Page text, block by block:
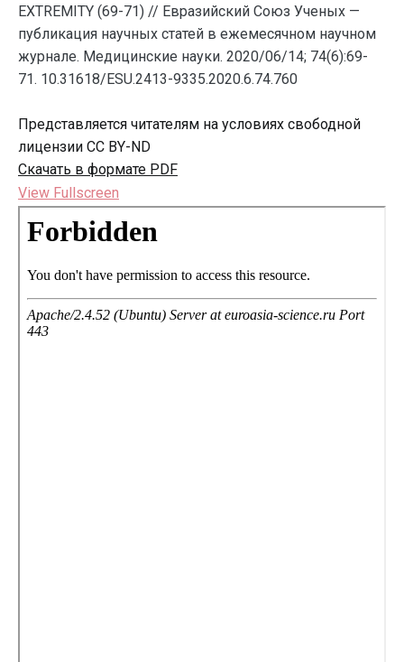
EXTREMITY (69-71) // Евразийский Союз Ученых —
публикация научных статей в ежемесячном научном
журнале. Медицинские науки. 2020/06/14; 74(6):69-
71. 10.31618/ESU.2413-9335.2020.6.74.760
Представляется читателям на условиях свободной
лицензии CC BY-ND
Скачать в формате PDF
View Fullscreen
Перейти
содержимому